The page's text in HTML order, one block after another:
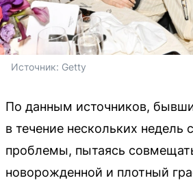
Источник: Getty
По данным источников,
в течение нескольких недель
проблемы, пытаясь
новорожденной и плотный